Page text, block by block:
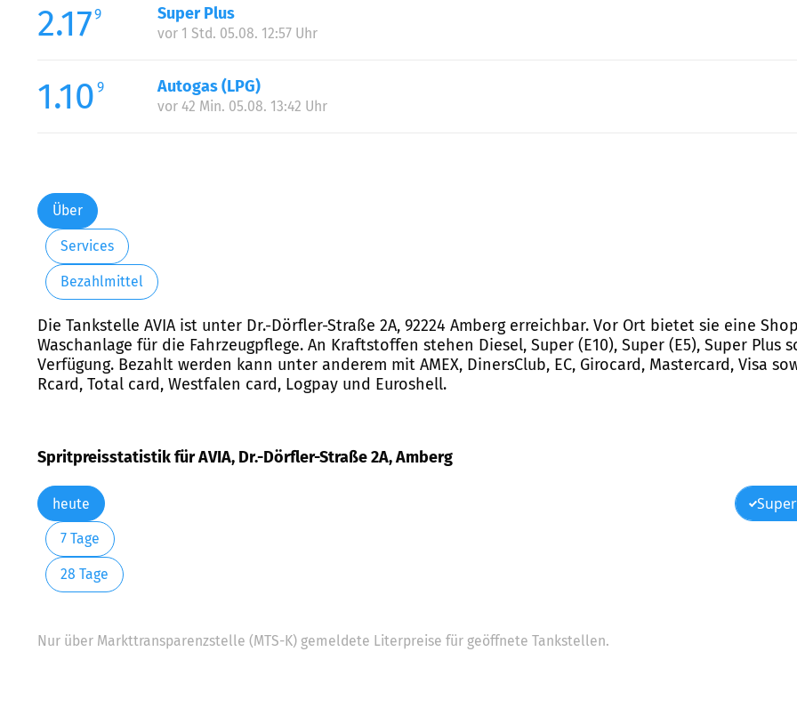
2.179 Super Plus
vor 1 Std. 05.08. 12:57 Uhr
1.10 9 Autogas (LPG)
vor 42 Min. 05.08. 13:42 Uhr
Über
Services
Bezahlmittel
Die Tankstelle AVIA ist unter Dr.-Dörfler-Straße 2A, 92224 Amberg erreichbar. Vor Ort bietet sie eine
Waschanlage für die Fahrzeugpflege. An Kraftstoffen stehen Diesel, Super (E10), Super (E5), Super Plus
Verfügung. Bezahlt werden kann unter anderem mit AMEX, DinersClub, EC, Girocard, Mastercard, Visa
Rcard, Total card, Westfalen card, Logpay und Euroshell.
Spritpreisstatistik für AVIA, Dr.-Dörfler-Straße 2A, Amberg
heute
7 Tage
28 Tage
Nur über Markttransparenzstelle (MTS-K) gemeldete Literpreise für geöffnete Tankstellen.